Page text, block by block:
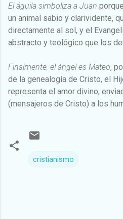
El águila simboliza a Juan
un animal sabio y clarividente,
directamente al sol, y el
abstracto y teológico que los
Finalmente, el ángel es Mateo,
de la genealogía de Cristo, el
representa el amor divino,
(mensajeros de Cristo) a los
cristianismo